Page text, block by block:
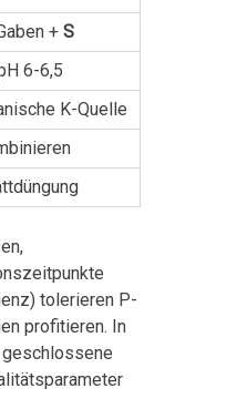
+S
6-6,5
K-Quelle
tolerieren P-
profitieren. In